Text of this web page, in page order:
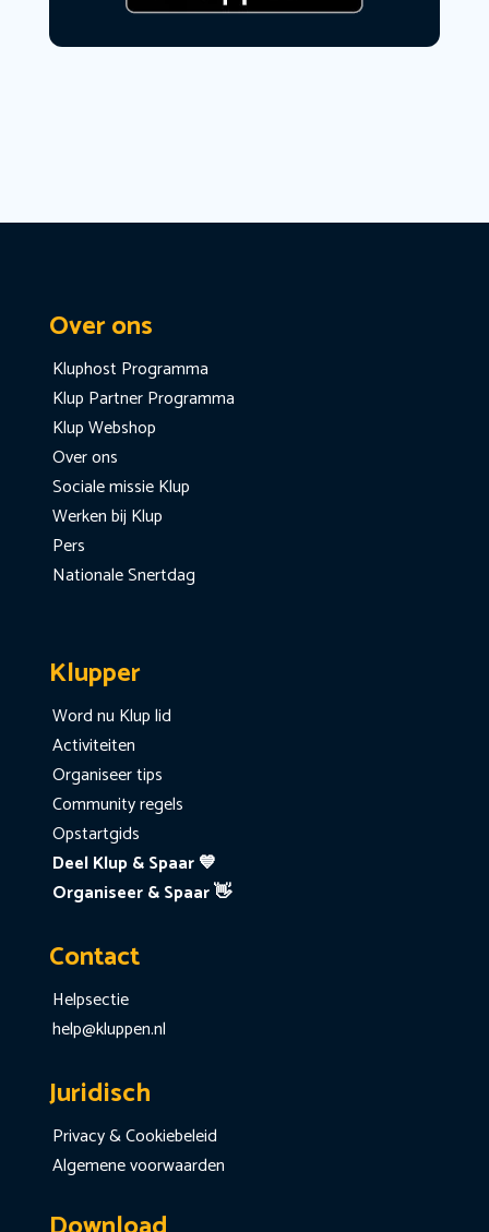
Over ons
Kluphost Programma
Klup Partner Programma
Klup Webshop
Over ons
Sociale missie Klup
Werken bij Klup
Pers
Nationale Snertdag
Klupper
Word nu Klup lid
Activiteiten
Organiseer tips
Community regels
Opstartgids
Deel Klup & Spaar 💙
Organiseer & Spaar 👋
Contact
Helpsectie
help@kluppen.nl
Juridisch
Privacy & Cookiebeleid
Algemene voorwaarden